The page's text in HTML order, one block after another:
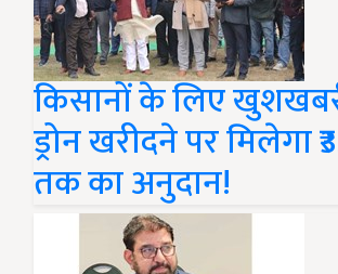
किसानों के लिए
ड्रोन खरीदने पर मिलेगा
तक का अनुदान!